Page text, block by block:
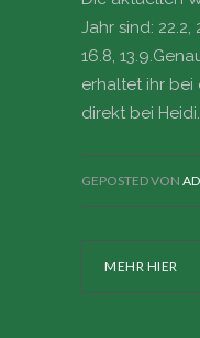
Jahr sind: 22.2,
16.8,
erhaltet ihr
direkt bei Heidi.
MEHR HIER
GEPOSTED VON